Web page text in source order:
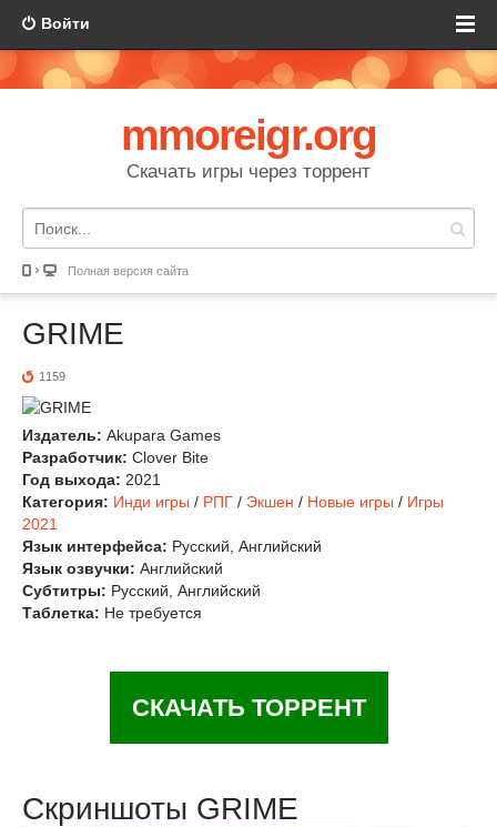
Войти
mmoreigr.org
Скачать игры через торрент
Полная версия сайта
GRIME
1159
Издатель: Akupara Games
Разработчик: Clover Bite
Год выхода: 2021
Категория: Инди игры / РПГ / Экшен / Новые игры / Игры
2021
Язык интерфейса: Русский, Английский
Язык озвучки: Английский
Субтитры: Русский, Английский
Таблетка: Не требуется
СКАЧАТЬ ТОРРЕНТ
Скриншоты GRIME